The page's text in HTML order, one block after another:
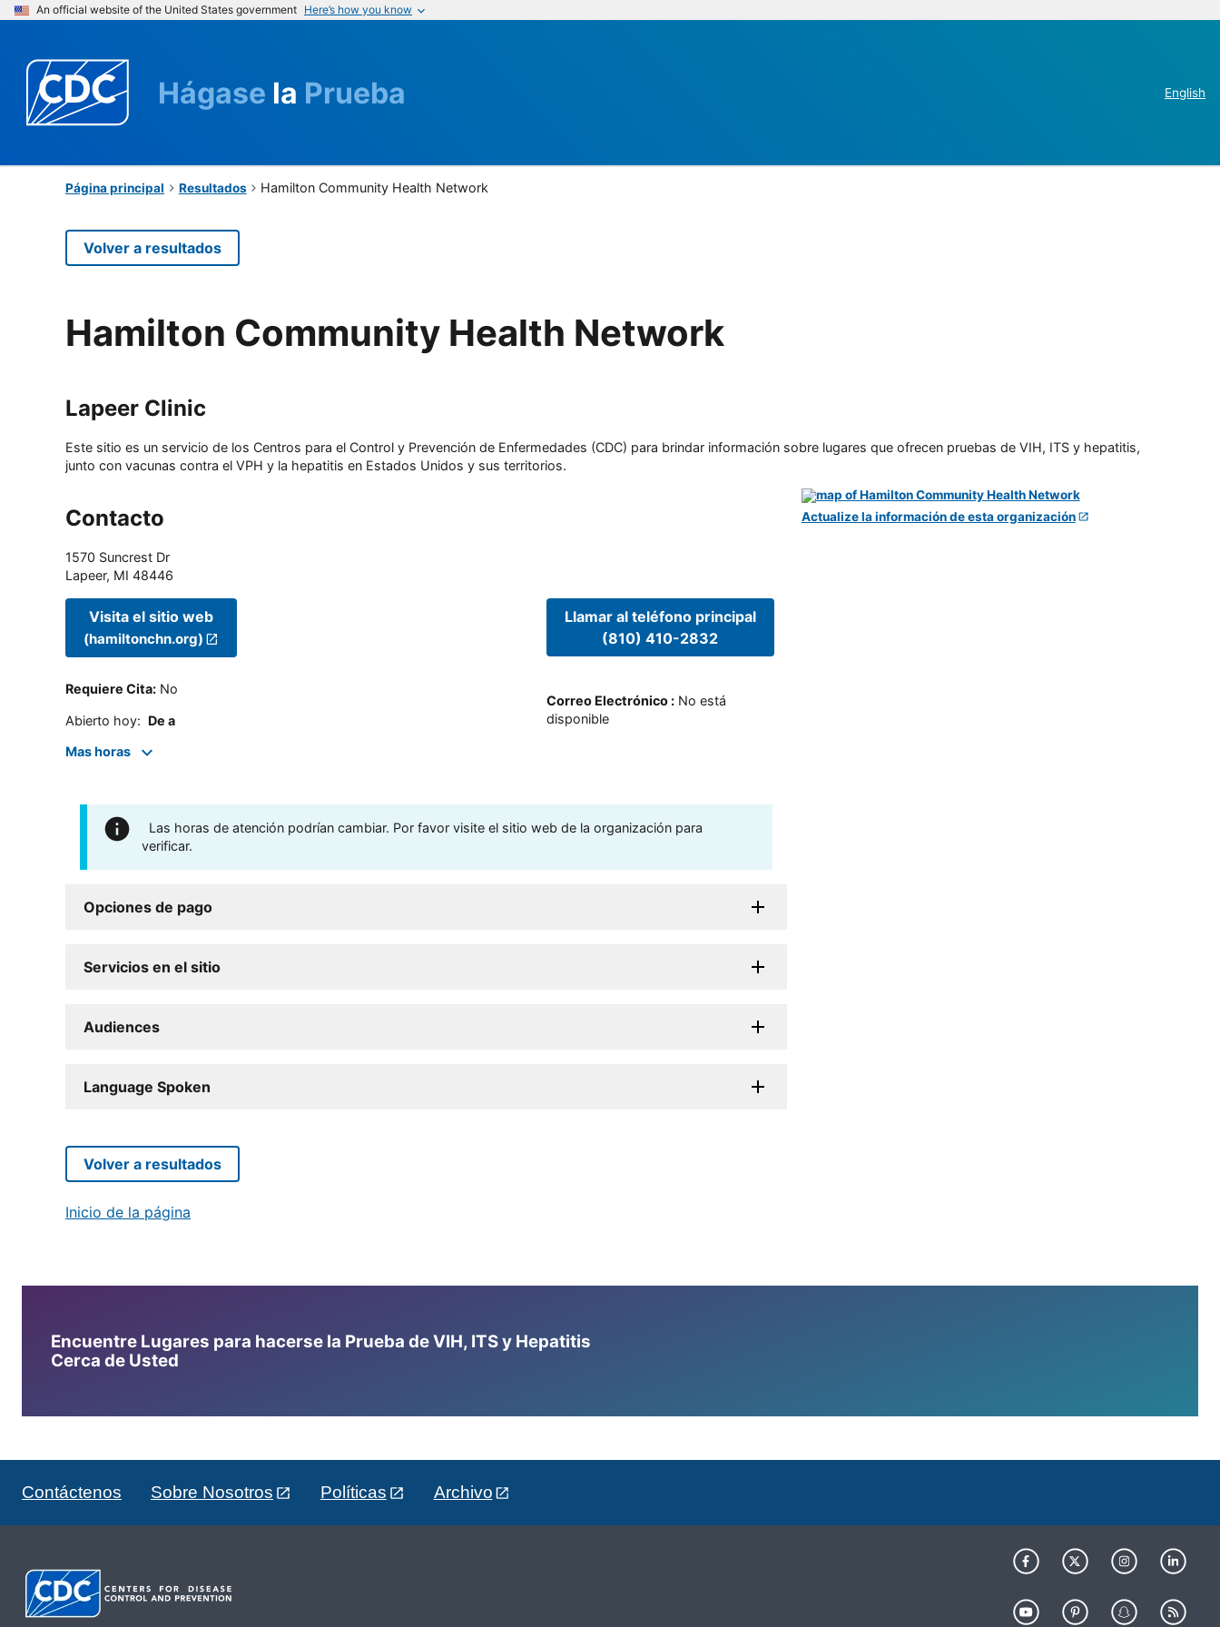
An official website of the United States government Here’s how you know
Hágase la Prueba English
Página principal Resultados Hamilton Community Health Network
Volver a resultados
Hamilton Community Health Network
Lapeer Clinic
Este sitio es un servicio de los Centros para el Control y Prevención de Enfermedades (CDC) para brindar información sobre lugares que ofrecen pruebas de VIH, ITS y hepatitis,
junto con vacunas contra el VPH y la hepatitis en Estados Unidos y sus territorios.
Contacto
1570 Suncrest Dr
Lapeer, MI 48446
Visita el sitio web
(hamiltonchn.org)
Requiere Cita: No
Abierto hoy: De a
Mas horas
Llamar al teléfono principal
(810) 410-2832
Correo Electrónico: No está
disponible
Las horas de atención podrían cambiar. Por favor visite el sitio web de la organización para
verificar.
Opciones de pago
Servicios en el sitio
Audiences
Language Spoken
Actualize la información de esta organización
Volver a resultados
Inicio de la página
Encuentre Lugares para hacerse la Prueba de VIH, ITS y Hepatitis
Cerca de Usted
Contáctenos Sobre Nosotros Políticas Archivo